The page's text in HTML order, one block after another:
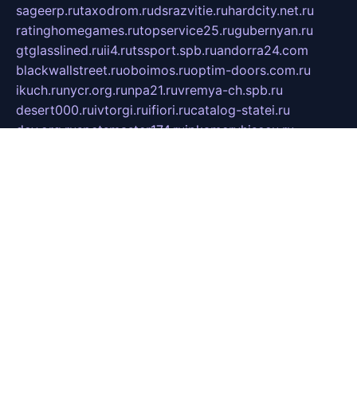
sageerp.rutaxodrom.rudsrazvitie.ruhardcity.net.ru
ratinghomegames.rutopservice25.rugubernyan.ru
gtglasslined.ruii4.rutssport.spb.ruandorra24.com
blackwallstreet.ruoboimos.ruoptim-doors.com.ru
ikuch.runycr.org.runpa21.ruvremya-ch.spb.ru
desert000.ruivtorgi.ruifiori.rucatalog-statei.ru
dcv.org.ruspetsmaster174.ruipkameryhiseeu.ru